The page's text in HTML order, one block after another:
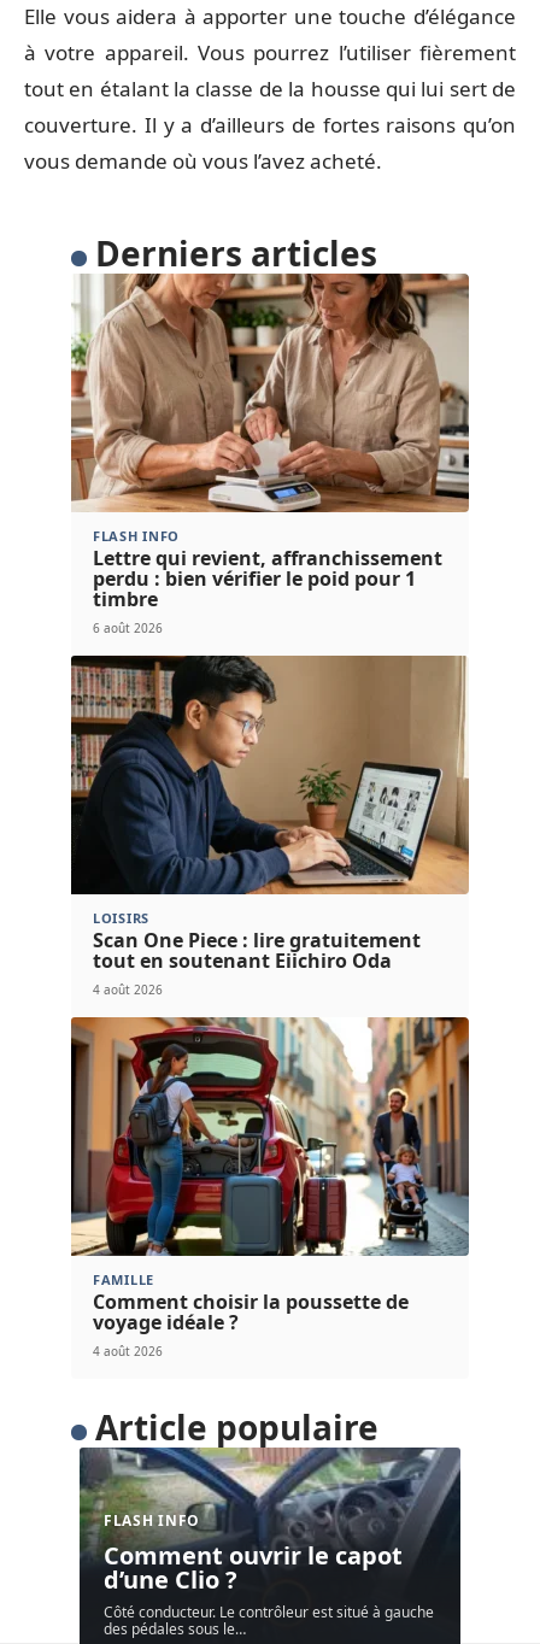
Elle vous aidera à apporter une touche d’élégance
à votre appareil. Vous pourrez l’utiliser fièrement
tout en étalant la classe de la housse qui lui sert de
couverture. Il y a d’ailleurs de fortes raisons qu’on
vous demande où vous l’avez acheté.
Derniers articles
FLASH INFO
Lettre qui revient, affranchissement
perdu : bien vérifier le poid pour 1
timbre
6 août 2026
LOISIRS
Scan One Piece : lire gratuitement
tout en soutenant Eiichiro Oda
4 août 2026
FAMILLE
Comment choisir la poussette de
voyage idéale ?
4 août 2026
Article populaire
FLASH INFO
Comment ouvrir le capot
d’une Clio ?
Côté conducteur. Le contrôleur est situé à gauche
des pédales sous le…